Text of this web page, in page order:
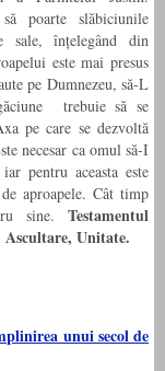
poarte slăbiciunile
înțelegând din
este mai presus
pe Dumnezeu, să-L
trebuie să se
pe care se dezvoltă
necesar ca omul să-I
pentru aceasta este
aproapele. Cât timp
sine. Testamentul
Unitate.
unui secol de